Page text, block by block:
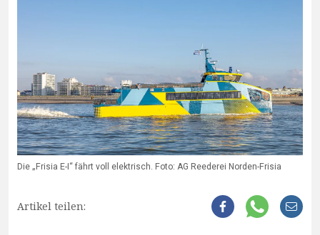
Die „Frisia E-I“ fährt voll elektrisch. Foto: AG Reederei Norden-Frisia
Artikel teilen: